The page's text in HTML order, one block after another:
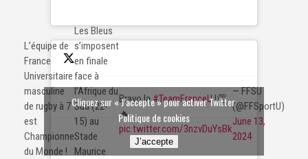
L’équipe de
France
Universitaire
masculine
de rugby à 7
est
Championne
du Monde !
Les Bleus
s’imposent
en finale
face à
l’Afrique du
Sud (22-
15) au
Stade
Maurice
Bravo la#TeamFranceU!👏
🔥
pic.twitter.com/3nzvDuYsBk
— FFSU
(@FFSportU)
June 13,
2024
Cliquez sur « J’accepte » pour activer Twitter
Politique de cookies
J’accepte